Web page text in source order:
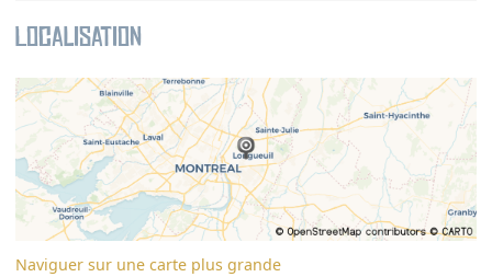
Localisation
Naviguer sur une carte plus grande